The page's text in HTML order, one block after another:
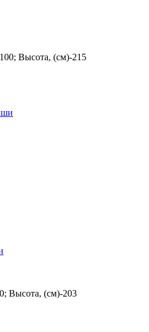
Высота, (см)-215
Высота, (см)-203